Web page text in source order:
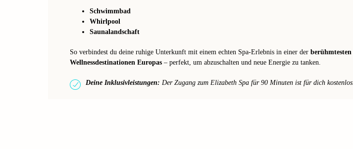
Schwimmbad
Whirlpool
Saunalandschaft
So verbindest du deine ruhige Unterkunft mit einem echten Spa-Erlebnis in einer der berühmtesten
Wellnessdestinationen Europas – perfekt, um abzuschalten und neue Energie zu tanken.
Deine Inklusivleistungen: Der Zugang zum Elizabeth Spa für 90 Minuten ist für dich kostenlos.